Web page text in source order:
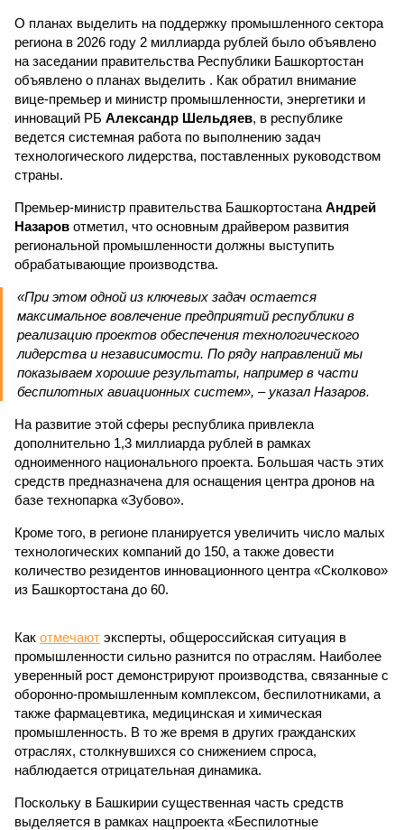
О планах выделить на поддержку промышленного сектора
региона в 2026 году 2 миллиарда рублей было объявлено
на заседании правительства Республики Башкортостан
объявлено о планах выделить . Как обратил внимание
вице-премьер и министр промышленности, энергетики и
инноваций РБ Александр Шельдяев, в республике
ведется системная работа по выполнению задач
технологического лидерства, поставленных руководством
страны.
Премьер-министр правительства Башкортостана Андрей
Назаров отметил, что основным драйвером развития
региональной промышленности должны выступить
обрабатывающие производства.
«При этом одной из ключевых задач остается
максимальное вовлечение предприятий республики в
реализацию проектов обеспечения технологического
лидерства и независимости. По ряду направлений мы
показываем хорошие результаты, например в части
беспилотных авиационных систем», – указал Назаров.
На развитие этой сферы республика привлекла
дополнительно 1,3 миллиарда рублей в рамках
одноименного национального проекта. Большая часть этих
средств предназначена для оснащения центра дронов на
базе технопарка «Зубово».
Кроме того, в регионе планируется увеличить число малых
технологических компаний до 150, а также довести
количество резидентов инновационного центра «Сколково»
из Башкортостана до 60.
Как отмечают эксперты, общероссийская ситуация в
промышленности сильно разнится по отраслям. Наиболее
уверенный рост демонстрируют производства, связанные с
оборонно-промышленным комплексом, беспилотниками, а
также фармацевтика, медицинская и химическая
промышленность. В то же время в других гражданских
отраслях, столкнувшихся со снижением спроса,
наблюдается отрицательная динамика.
Поскольку в Башкирии существенная часть средств
выделяется в рамках нацпроекта «Беспилотные